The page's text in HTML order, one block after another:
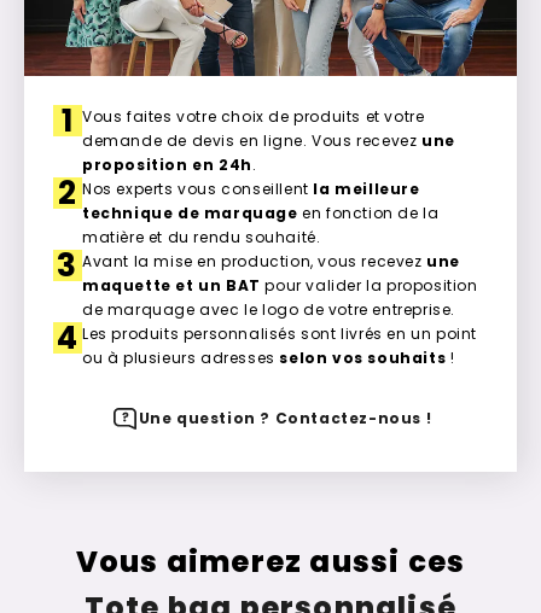
1 Vous faites votre choix de produits et votre
demande de devis en ligne. Vous recevez une
proposition en 24h.
2 Nos experts vous conseillent la meilleure
technique de marquage en fonction de la
matière et du rendu souhaité.
3 Avant la mise en production, vous recevez une
maquette et un BAT pour valider la proposition
de marquage avec le logo de votre entreprise.
4 Les produits personnalisés sont livrés en un point
ou à plusieurs adresses selon vos souhaits !
Une question ? Contactez-nous !
Vous aimerez aussi ces